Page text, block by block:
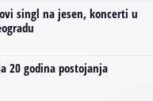
singl na jesen, koncerti u
20 godina postojanja